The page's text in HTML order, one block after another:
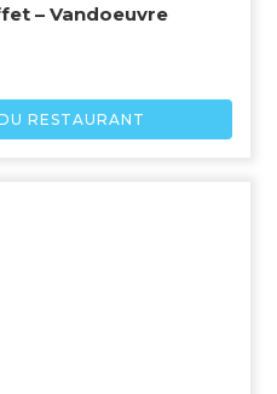
– Vandoeuvre
RESTAURANT